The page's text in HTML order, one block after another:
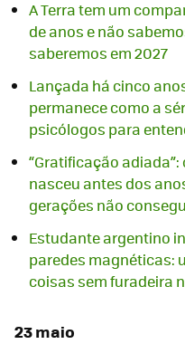
A Terra tem um
de anos e não
saberemos em 2027
Lançada há cinco
permanece como a
psicólogos para
“Gratificação
nasceu antes dos
gerações não
Estudante argentino
paredes magnéticas:
coisas sem furadeira
23 maio